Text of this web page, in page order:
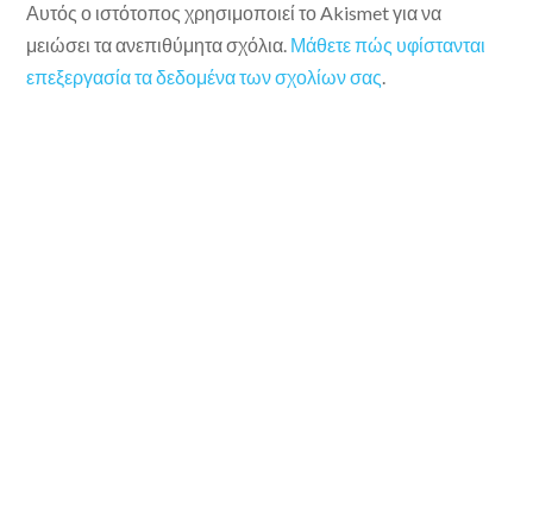
Αυτός ο ιστότοπος χρησιμοποιεί το Akismet για να
μειώσει τα ανεπιθύμητα σχόλια. Μάθετε πώς υφίστανται
επεξεργασία τα δεδομένα των σχολίων σας.